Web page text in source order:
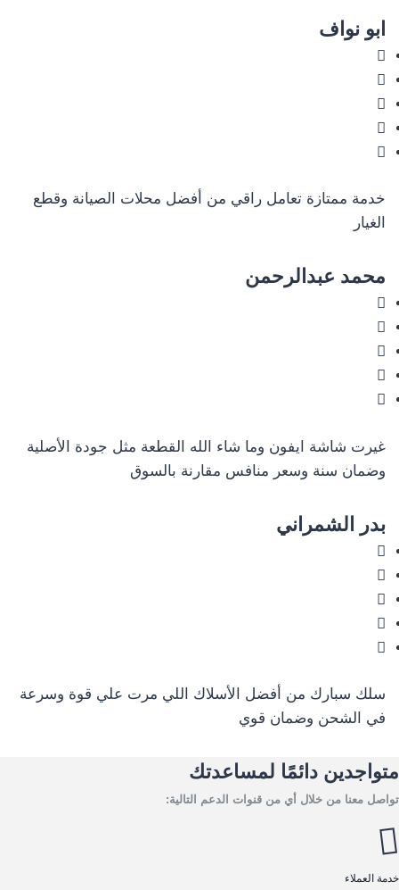
ابو نواف
خدمة ممتازة تعامل راقي من أفضل محلات الصيانة وقطع
الغيار
محمد عبدالرحمن
غيرت شاشة ايفون وما شاء الله القطعة مثل جودة الأصلية
وضمان سنة وسعر منافس مقارنة بالسوق
بدر الشمراني
سلك سبارك من أفضل الأسلاك اللي مرت علي قوة وسرعة
في الشحن وضمان قوي
متواجدين دائمًا لمساعدتك
تواصل معنا من خلال أي من قنوات الدعم التالية:
خدمة العملاء